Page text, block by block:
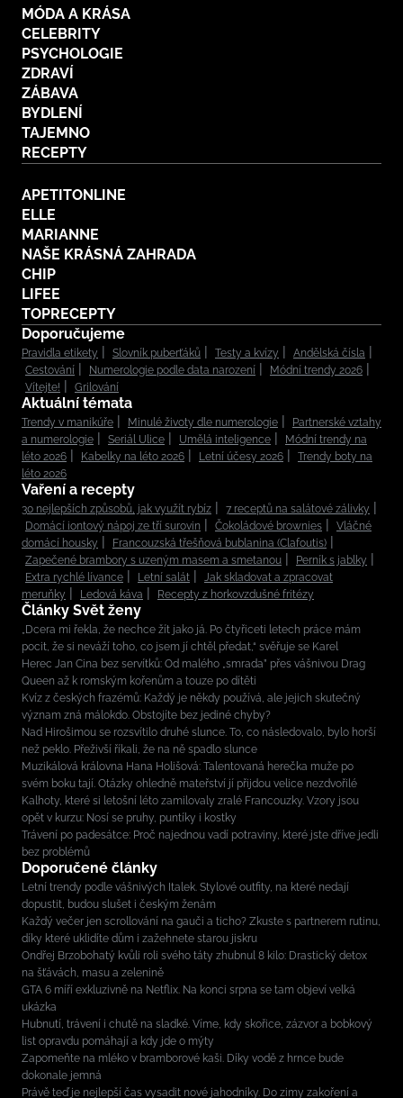
MÓDA A KRÁSA
CELEBRITY
PSYCHOLOGIE
ZDRAVÍ
ZÁBAVA
BYDLENÍ
TAJEMNO
RECEPTY
APETITONLINE
ELLE
MARIANNE
NAŠE KRÁSNÁ ZAHRADA
CHIP
LIFEE
TOPRECEPTY
Doporučujeme
Pravidla etikety Slovník puberťáků Testy a kvízy
Andělská čísla
Cestování
Numerologie podle data narození
Módní trendy 2026
Vítejte!
Grilování
Aktuální témata
Trendy v manikúře Minulé životy dle numerologie
Partnerské vztahy
a numerologie
Seriál Ulice Umělá inteligence
Módní trendy na
léto 2026
Kabelky na léto 2026 Letní účesy 2026
Trendy boty na
léto 2026
Vaření a recepty
30 nejlepších způsobů, jak využít rybíz
7 receptů na salátové zálivky
Domácí iontový nápoj ze tří surovin
Čokoládové brownies
Vláčné
domácí housky
Francouzská třešňová bublanina (Clafoutis)
Zapečené brambory s uzeným masem a smetanou
Perník s jablky
Extra rychlé lívance
Letní salát
Jak skladovat a zpracovat
meruňky
Ledová káva Recepty z horkovzdušné fritézy
Články Svět ženy
„Dcera mi řekla, že nechce žít jako já. Po čtyřiceti letech práce mám
pocit, že si neváží toho, co jsem jí chtěl předat,“ svěřuje se Karel
Herec Jan Cina bez servítků: Od malého „smrada” přes vášnivou Drag
Queen až k romským kořenům a touze po dítěti
Kvíz z českých frazémů: Každý je někdy používá, ale jejich skutečný
význam zná málokdo. Obstojíte bez jediné chyby?
Nad Hirošimou se rozsvítilo druhé slunce. To, co následovalo, bylo horší
než peklo. Přeživší říkali, že na ně spadlo slunce
Muzikálová královna Hana Holišová: Talentovaná herečka muže po
svém boku tají. Otázky ohledně mateřství jí přijdou velice nezdvořilé
Kalhoty, které si letošní léto zamilovaly zralé Francouzky. Vzory jsou
opět v kurzu: Nosí se pruhy, puntíky i kostky
Trávení po padesátce: Proč najednou vadí potraviny, které jste dříve jedli
bez problémů
Doporučené články
Letní trendy podle vášnivých Italek. Stylové outfity, na které nedají
dopustit, budou slušet i českým ženám
Každý večer jen scrollování na gauči a ticho? Zkuste s partnerem rutinu,
díky které uklidíte dům i zažehnete starou jiskru
Ondřej Brzobohatý kvůli roli svého táty zhubnul 8 kilo: Drastický detox
na šťávách, masu a zelenině
GTA 6 míří exkluzivně na Netflix. Na konci srpna se tam objeví velká
ukázka
Hubnutí, trávení i chutě na sladké. Víme, kdy skořice, zázvor a bobkový
list opravdu pomáhají a kdy jde o mýty
Zapomeňte na mléko v bramborové kaši. Díky vodě z hrnce bude
dokonale jemná
Právě teď je nejlepší čas vysadit nové jahodníky. Do zimy zakoření a